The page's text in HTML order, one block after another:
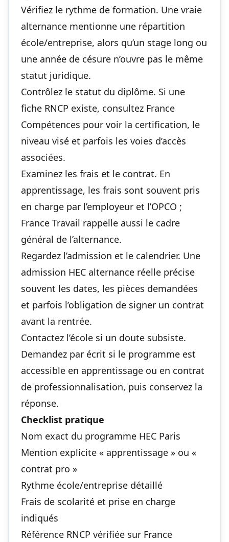
Vérifiez le rythme de formation. Une vraie
alternance mentionne une répartition
école/entreprise, alors qu’un stage long ou
une année de césure n’ouvre pas le même
statut juridique.
Contrôlez le statut du diplôme. Si une
fiche RNCP existe, consultez France
Compétences pour voir la certification, le
niveau visé et parfois les voies d’accès
associées.
Examinez les frais et le contrat. En
apprentissage, les frais sont souvent pris
en charge par l’employeur et l’OPCO ;
France Travail rappelle aussi le cadre
général de l’alternance.
Regardez l’admission et le calendrier. Une
admission HEC alternance réelle précise
souvent les dates, les pièces demandées
et parfois l’obligation de signer un contrat
avant la rentrée.
Contactez l’école si un doute subsiste.
Demandez par écrit si le programme est
accessible en apprentissage ou en contrat
de professionnalisation, puis conservez la
réponse.
Checklist pratique
Nom exact du programme HEC Paris
Mention explicite « apprentissage » ou «
contrat pro »
Rythme école/entreprise détaillé
Frais de scolarité et prise en charge
indiqués
Référence RNCP vérifiée sur France